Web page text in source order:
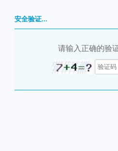
安全验证...
请输入正确的验